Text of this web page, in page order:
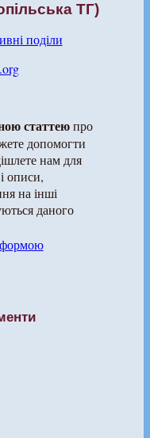
ТГ)
поділи
статтеюпро
допомогти
нам для
описи,
на інші
даного
формою